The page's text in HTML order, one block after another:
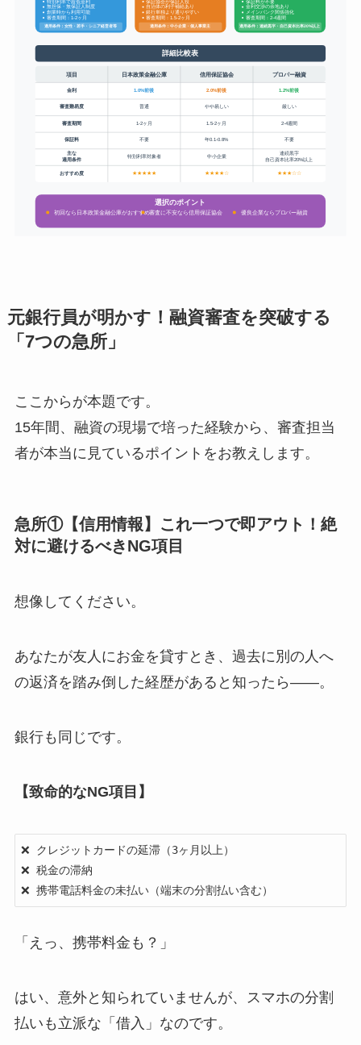
元銀行員が明かす！融資審査を突破する
「7つの急所」
ここからが本題です。
15年間、融資の現場で培った経験から、審査担当
者が本当に見ているポイントをお教えします。
急所①【信用情報】これ一つで即アウト！絶
対に避けるべきNG項目
想像してください。
あなたが友人にお金を貸すとき、過去に別の人へ
の返済を踏み倒した経歴があると知ったら——。
銀行も同じです。
【致命的なNG項目】
❌ クレジットカードの延滞（3ヶ月以上）
❌ 税金の滞納
❌ 携帯電話料金の未払い（端末の分割払い含む）
「えっ、携帯料金も？」
はい、意外と知られていませんが、スマホの分割
払いも立派な「借入」なのです。